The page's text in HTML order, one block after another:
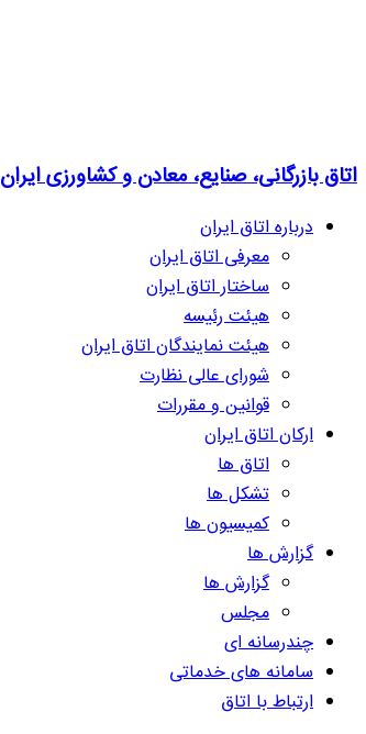
اتاق بازرگانی، صنایع، معادن و کشاورزی ایران
درباره اتاق ایران
معرفی اتاق ایران
ساختار اتاق ایران
هیئت رئیسه
هیئت نمایندگان اتاق ایران
شورای عالی نظارت
قوانین و مقررات
ارکان اتاق ایران
اتاق ها
تشکل ها
کمیسیون ها
گزارش ها
گزارش ها
مجلس
چندرسانه ای
سامانه های خدماتی
ارتباط با اتاق